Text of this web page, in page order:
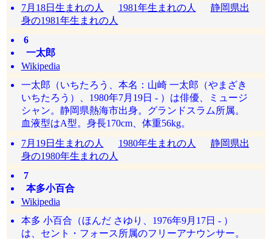
7月18日生まれの人
1981年生まれの人
静岡県出
身の1981年生まれの人
6
一太郎
Wikipedia
一太郎（いちたろう、本名：山崎 一太郎（やまざき
いちたろう）、1980年7月19日 - ）は俳優、ミュージ
シャン。静岡県熱海市出身。グランドスラム所属。
血液型はA型。身長170cm、体重56kg。
7月19日生まれの人
1980年生まれの人
静岡県出
身の1980年生まれの人
7
本多小百合
Wikipedia
本多 小百合（ほんだ さゆり、1976年9月17日 - ）
は、セント・フォース所属のフリーアナウンサー。